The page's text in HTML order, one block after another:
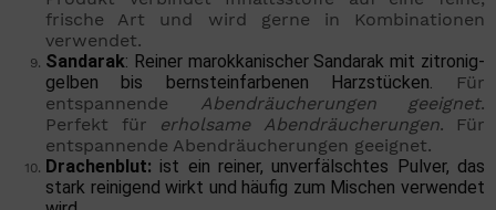
frische Art und wird gerne in Kombinationen
verwendet.
Sandarak: Reiner marokkanischer Sandarak mit zitronig-
gelben bis bernsteinfarbenen Harzstücken.
Für
entspannende Abendräucherungen geeignet.
Perfekt für
erholsame Abendräucherungen.
Für
entspannende Abendräucherungen geeignet.
Drachenblut: ist ein reiner, unverfälschtes Pulver, das
stark reinigend wirkt und häufig zum Mischen verwendet